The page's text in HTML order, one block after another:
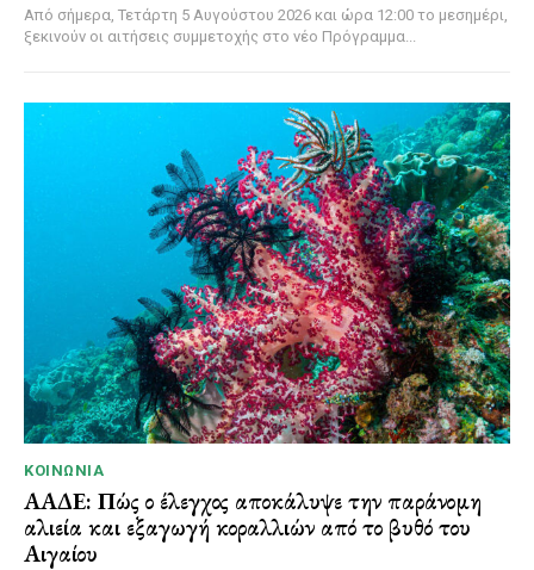
Από σήμερα, Τετάρτη 5 Αυγούστου 2026 και ώρα 12:00 το μεσημέρι,
ξεκινούν οι αιτήσεις συμμετοχής στο νέο Πρόγραμμα...
ΚΟΙΝΩΝΊΑ
ΑΑΔΕ: Πώς ο έλεγχος αποκάλυψε την παράνομη
αλιεία και εξαγωγή κοραλλιών από το βυθό του
Αιγαίου